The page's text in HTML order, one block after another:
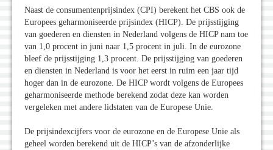
Naast de consumentenprijsindex (CPI) berekent het CBS ook de
Europees geharmoniseerde prijsindex (HICP). De prijsstijging
van goederen en diensten in Nederland volgens de HICP nam toe
van 1,0 procent in juni naar 1,5 procent in juli. In de eurozone
bleef de prijsstijging 1,3 procent. De prijsstijging van goederen
en diensten in Nederland is voor het eerst in ruim een jaar tijd
hoger dan in de eurozone. De HICP wordt volgens de Europees
geharmoniseerde methode berekend zodat deze kan worden
vergeleken met andere lidstaten van de Europese Unie.
De prijsindexcijfers voor de eurozone en de Europese Unie als
geheel worden berekend uit de HICP’s van de afzonderlijke